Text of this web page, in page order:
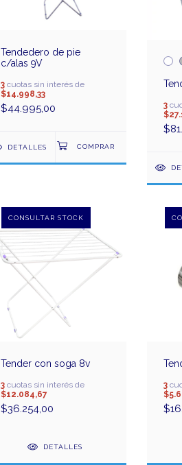
Tendedero de pie
c/alas 9V
3cuotas sin interés de
$14.998,33
$44.995,00
DETALLES
3
Tender con soga 8v
3cuotas sin interés de
$12.084,67
$36.254,00
DETALLES
3